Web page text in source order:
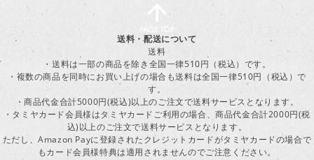
送料・配送について
送料
・送料は一部の商品を除き全国一律510円（税込）です。
・複数の商品を同時にお買い上げの場合も送料は全国一律510円（税込）で
す。
・商品代金合計5000円(税込)以上のご注文で送料サービスとなります。
・タミヤカード会員様はタミヤカードご利用の場合、商品代金合計2000円(税
込)以上のご注文で送料サービスとなります。
ただし、Amazon Payに登録されたクレジットカードがタミヤカードの場合で
もカード会員様特典は適用されませんのでご注意ください。